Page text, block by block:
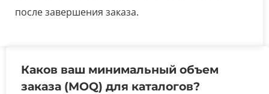
после завершения заказа.
Каков ваш минимальный объем
заказа (MOQ) для каталогов?